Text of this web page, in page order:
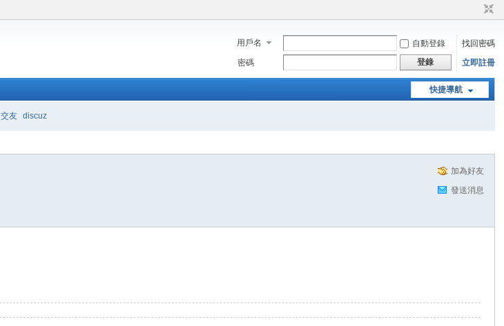
用戶名 自動登錄
找回密碼
密碼
登錄 立即註冊
快捷導航
交友 discuz
加為好友
發送消息